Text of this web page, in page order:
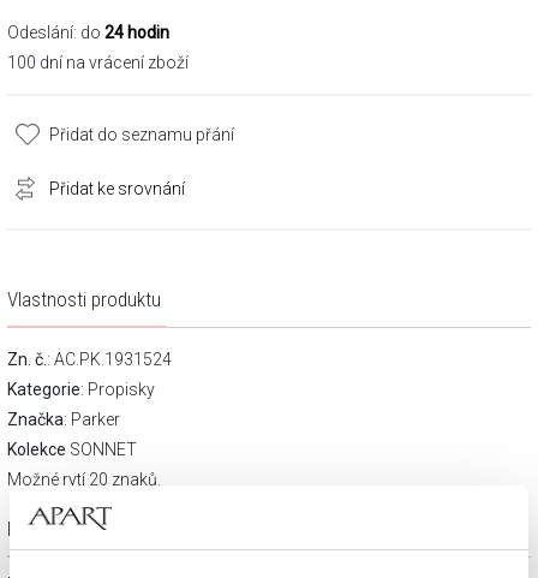
Odeslání: do 24 hodin
100 dní na vrácení zboží
Přidat do seznamu přání
Přidat ke srovnání
Vlastnosti produktu
Zn. č. : AC.PK.1931524
Kategorie: Propisky
Značka: Parker
Kolekce SONNET
Možné rytí 20 znaků.
Popis výrobku